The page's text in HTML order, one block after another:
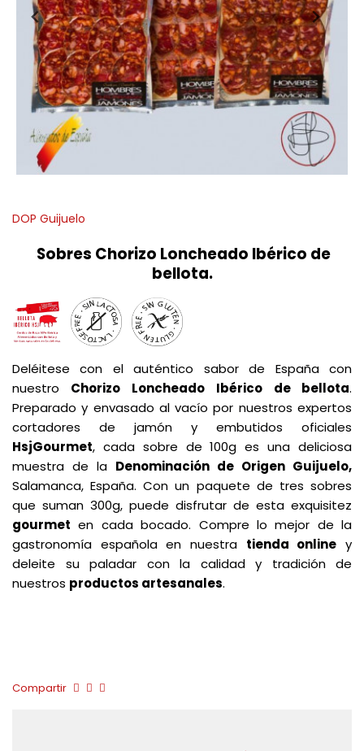
DOP Guijuelo
Sobres Chorizo Loncheado Ibérico de
bellota.
Deléitese con el auténtico sabor de España con
nuestro Chorizo Loncheado Ibérico de bellota.
Preparado y envasado al vacío por nuestros expertos
cortadores de jamón y embutidos oficiales
HsjGourmet, cada sobre de 100g es una deliciosa
muestra de la Denominación de Origen Guijuelo,
Salamanca, España. Con un paquete de tres sobres
que suman 300g, puede disfrutar de esta exquisitez
gourmet en cada bocado. Compre lo mejor de la
gastronomía española en nuestra tienda online y
deleite su paladar con la calidad y tradición de
nuestros productos artesanales.
Compartir